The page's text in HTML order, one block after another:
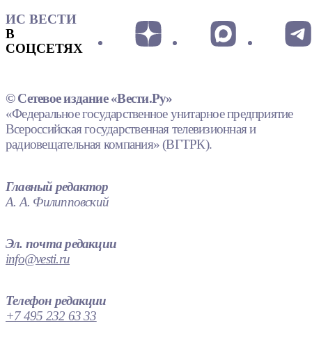
ИС ВЕСТИ
В
СОЦСЕТЯХ
© Сетевое издание «Вести.Ру»
«Федеральное государственное унитарное предприятие
Всероссийская государственная телевизионная и
радиовещательная компания» (ВГТРК).
Главный редактор
А. А. Филипповский
Эл. почта редакции
info@vesti.ru
Телефон редакции
+7 495 232 63 33